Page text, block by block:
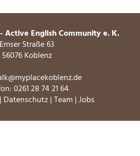
Active English Community e. K.
Emser Straße 63
56076 Koblenz
0261 28 74 21 64
| Datenschutz|Team |Jobs